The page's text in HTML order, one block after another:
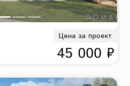
Цена за проект
45 000 ₽